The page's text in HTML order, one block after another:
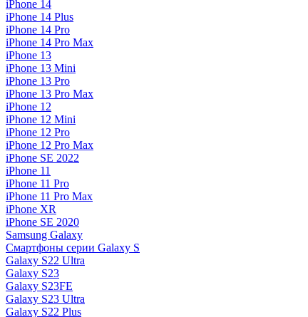
iPhone 14
iPhone 14 Plus
iPhone 14 Pro
iPhone 14 Pro Max
iPhone 13
iPhone 13 Mini
iPhone 13 Pro
iPhone 13 Pro Max
iPhone 12
iPhone 12 Mini
iPhone 12 Pro
iPhone 12 Pro Max
iPhone SE 2022
iPhone 11
iPhone 11 Pro
iPhone 11 Pro Max
iPhone XR
iPhone SE 2020
Samsung Galaxy
Смартфоны серии Galaxy S
Galaxy S22 Ultra
Galaxy S23
Galaxy S23FE
Galaxy S23 Ultra
Galaxy S22 Plus